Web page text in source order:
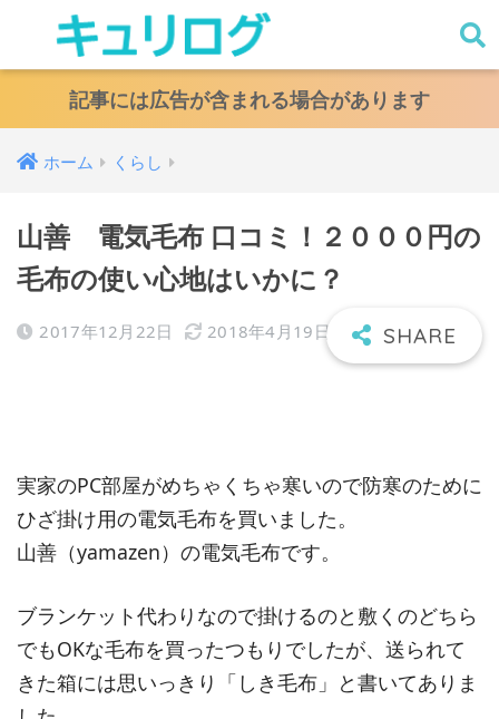
記事には広告が含まれる場合があります
ホーム くらし
山善 電気毛布 口コミ！２０００円の
毛布の使い心地はいかに？
2017年12月22日 2018年4月19日
実家のPC部屋がめちゃくちゃ寒いので防寒のために
ひざ掛け用の電気毛布を買いました。
山善（yamazen）の電気毛布です。
ブランケット代わりなので掛けるのと敷くのどちら
でもOKな毛布を買ったつもりでしたが、送られて
きた箱には思いっきり「しき毛布」と書いてありま